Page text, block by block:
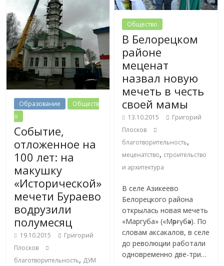
Образование
Обществ
о
Событие,
отложенное на
100 лет: на
макушку
«Исторической»
мечети Бураево
водрузили
полумесяц
19.10.2015
Григорий
Плосков
благотворительность, ДУМ
Общество
В Белорецком
районе
меценат
назвал новую
мечеть в честь
своей мамы
13.10.2015
Григорий
Плосков
благотворительность,
меценатство, строительство
и архитектура
В селе Азикеево
Белорецкого района
открылась новая мечеть
«Маргуба» («Мәрғүбә»). По
словам аксакалов, в селе
до революции работали
одновременно две-три…